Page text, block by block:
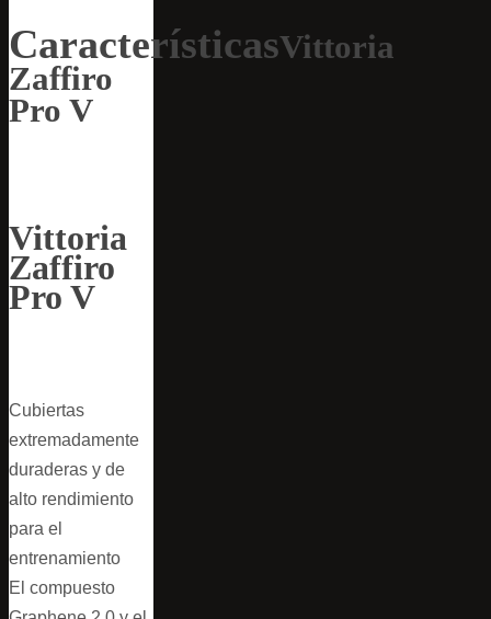
CaracterísticasVittoria
Zaffiro
Pro V
Vittoria
Zaffiro
Pro V
Cubiertas
extremadamente
duraderas y de
alto rendimiento
para el
entrenamiento
El compuesto